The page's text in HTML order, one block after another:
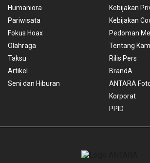
Humaniora
Pariwisata
Fokus Hoax
Olahraga
Taksu
Artikel
Seni dan Hiburan
Kebijakan
Kebijakan
Pedoman
Tentang
Rilis Pers
BrandA
ANTARA
Korporat
PPID